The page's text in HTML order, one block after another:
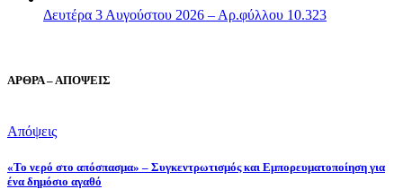
Δευτέρα 3 Αυγούστου 2026 – Αρ.φύλλου 10.323
ΑΡΘΡΑ – ΑΠΟΨΕΙΣ
Απόψεις
«Το νερό στο απόσπασμα» – Συγκεντρωτισμός και Εμπορευματοποίηση για
ένα δημόσιο αγαθό